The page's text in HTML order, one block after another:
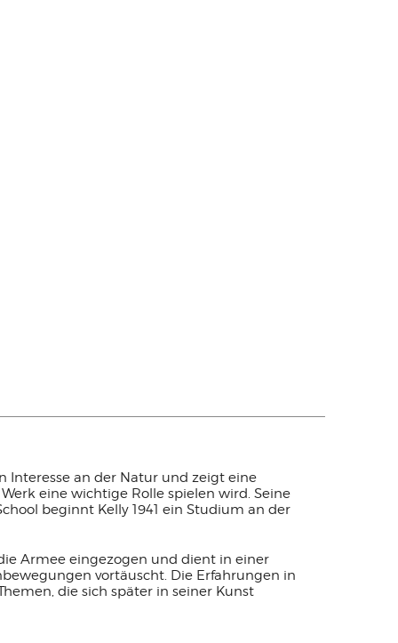
Interesse an der Natur und zeigt eine
eine wichtige Rolle spielen wird. Seine
beginnt Kelly 1941 ein Studium an der
Armee eingezogen und dient in einer
vortäuscht. Die Erfahrungen in
die sich später in seiner Kunst